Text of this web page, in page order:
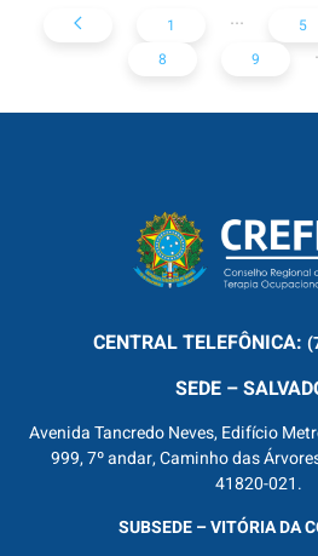
1 ... 5
8
9
CENTRALTELEFÔNICA:
SEDE –
Avenida Tancredo Neves, Edifício
999, 7º andar, Caminho das
41820-021.
SUBSEDE – VITÓRIA DA